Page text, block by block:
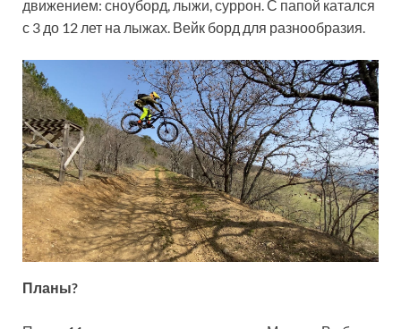
движением: сноуборд, лыжи, суррон. С папой катался
с 3 до 12 лет на лыжах. Вейк борд для разнообразия.
Планы?